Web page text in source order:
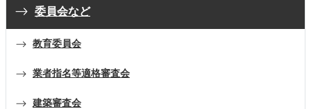
委員会など
教育委員会
業者指名等適格審査会
建築審査会